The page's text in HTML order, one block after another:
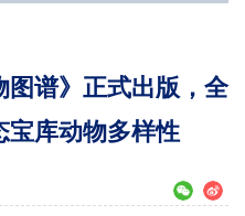
图谱》正式出版，全
宝库动物多样性